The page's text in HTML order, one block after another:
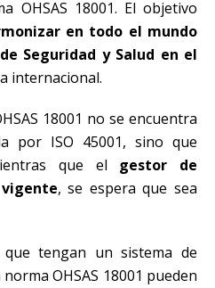
OHSAS 18001. El objetivo
en todo el mundo
Seguridad y Salud en el
internacional.
18001 no se encuentra
por ISO 45001, sino que
que el gestor de
, se espera que sea
que tengan un sistema de
OHSAS 18001 pueden